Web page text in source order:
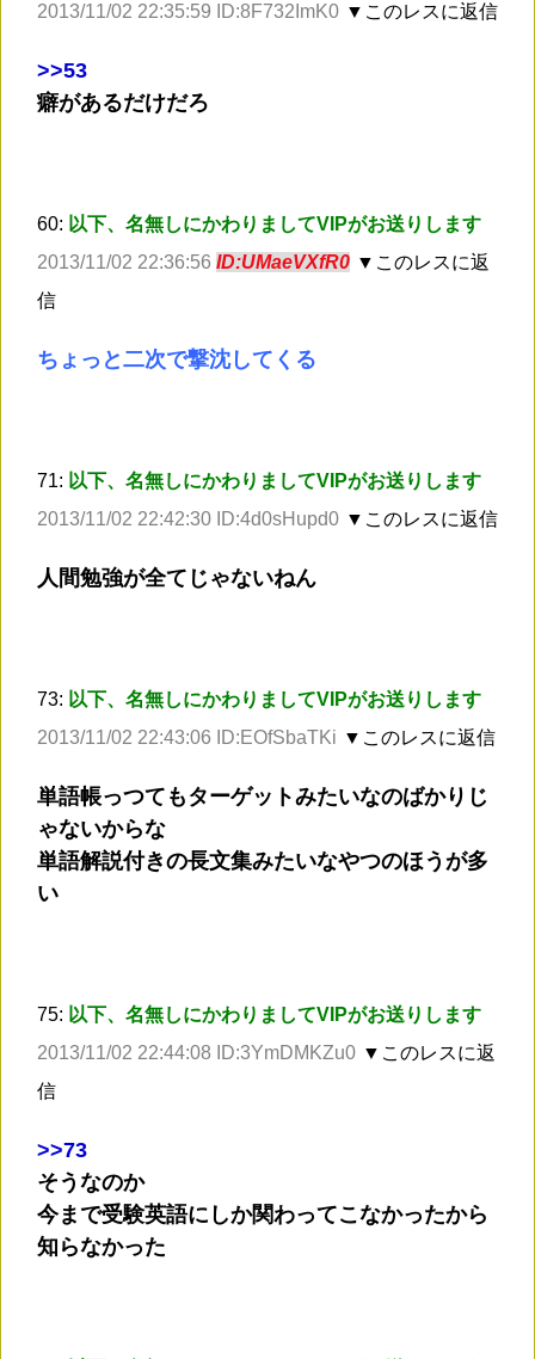
2013/11/02 22:35:59 ID:8F732ImK0 ▼このレスに返信
>>53
癖があるだけだろ
60: 以下、名無しにかわりましてVIPがお送りします
2013/11/02 22:36:56 ID:UMaeVXfR0 ▼このレスに返
信
ちょっと二次で撃沈してくる
71: 以下、名無しにかわりましてVIPがお送りします
2013/11/02 22:42:30 ID:4d0sHupd0 ▼このレスに返信
人間勉強が全てじゃないねん
73: 以下、名無しにかわりましてVIPがお送りします
2013/11/02 22:43:06 ID:EOfSbaTKi ▼このレスに返信
単語帳っつてもターゲットみたいなのばかりじ
ゃないからな
単語解説付きの長文集みたいなやつのほうが多
い
75: 以下、名無しにかわりましてVIPがお送りします
2013/11/02 22:44:08 ID:3YmDMKZu0 ▼このレスに返
信
>>73
そうなのか
今まで受験英語にしか関わってこなかったから
知らなかった